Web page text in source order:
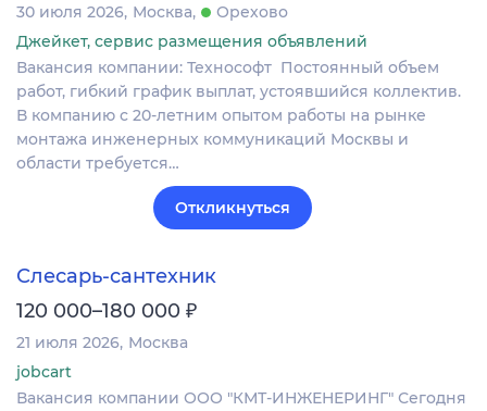
30 июля 2026 Москва
Орехово
Джейкет, сервис размещения объявлений
Вакансия компании: Технософт Постоянный объем
работ, гибкий график выплат, устоявшийся коллектив.
В компанию с 20-летним опытом работы на рынке
монтажа инженерных коммуникаций Москвы и
области требуется…
Откликнуться
Слесарь-сантехник
120 000–180 000 ₽
21 июля 2026 Москва
jobcart
Вакансия компании ООО "КМТ-ИНЖЕНЕРИНГ" Сегодня